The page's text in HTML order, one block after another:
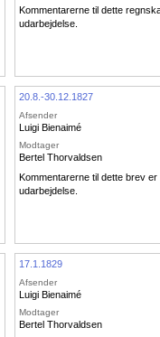
Kommentarerne til dette
udarbejdelse.
20.8.-30.12.1827
Afsender
Luigi Bienaimé
Modtager
Bertel Thorvaldsen
Kommentarerne til dette brev er
udarbejdelse.
17.1.1829
Afsender
Luigi Bienaimé
Modtager
Bertel Thorvaldsen